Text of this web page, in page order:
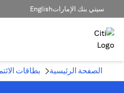
سيتي بنك الإماراتEnglish
الصفحة الرئيسية بطاقات